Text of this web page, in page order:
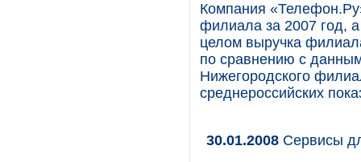
Компания
филиала за 2007 год,
целом выручка
по сравнению с
Нижегородского
среднероссийских
30.01.2008 Сервисы